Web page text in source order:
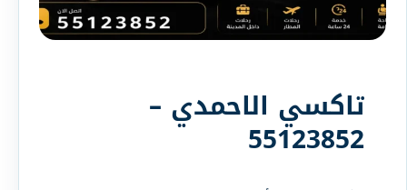
تاكسي الاحمدي –
55123852